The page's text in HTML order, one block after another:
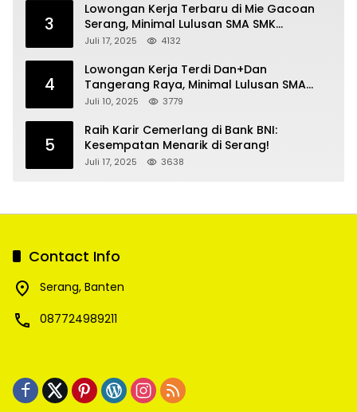
3
Lowongan Kerja Terbaru di Mie Gacoan
Serang, Minimal Lulusan SMA SMK
Sederajat
Juli 17, 2025 4132
4
Lowongan Kerja Terdi Dan+Dan
Tangerang Raya, Minimal Lulusan SMA
SMK
Juli 10, 2025 3779
5
Raih Karir Cemerlang di Bank BNI:
Kesempatan Menarik di Serang!
Juli 17, 2025 3638
Contact Info
Serang, Banten
087724989211